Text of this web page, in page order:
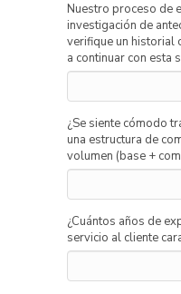
Nuestro proceso de
investigación de
verifique un historial
a continuar con esta
¿Se siente cómodo
una estructura de
volumen (base +
¿Cuántos años de
servicio al cliente